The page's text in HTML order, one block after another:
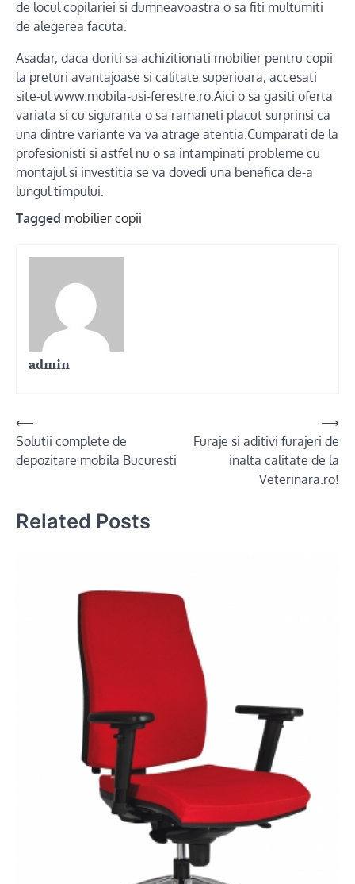
de locul copilariei si dumneavoastra o sa fiti multumiti
de alegerea facuta.
Asadar, daca doriti sa achizitionati mobilier pentru copii
la preturi avantajoase si calitate superioara, accesati
site-ul www.mobila-usi-ferestre.ro.Aici o sa gasiti oferta
variata si cu siguranta o sa ramaneti placut surprinsi ca
una dintre variante va va atrage atentia.Cumparati de la
profesionisti si astfel nu o sa intampinati probleme cu
montajul si investitia se va dovedi una benefica de-a
lungul timpului.
Tagged mobilier copii
admin
Post
navigation
⟵
Solutii complete de
depozitare mobila Bucuresti
Furaje si aditivi furajeri de
inalta calitate de la
Veterinara.ro!
⟶
Related Posts